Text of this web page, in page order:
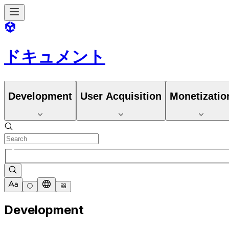
ドキュメント
Development User Acquisition
Development